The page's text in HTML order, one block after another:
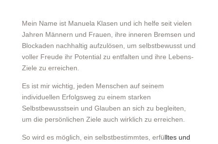
Mein Name ist Manuela Klasen und ich helfe seit vielen
Jahren Männern und Frauen, ihre inneren Bremsen und
Blockaden nachhaltig aufzulösen, um selbstbewusst und
voller Freude ihr Potential zu entfalten und ihre Lebens-
Ziele zu erreichen.
Es ist mir wichtig, jeden Menschen auf seinem
individuellen Erfolgsweg zu einem starken
Selbstbewusstsein und Glauben an sich zu begleiten,
um die persönlichen Ziele auch wirklich zu erreichen.
So wird es möglich, ein selbstbestimmtes, erfülltes und